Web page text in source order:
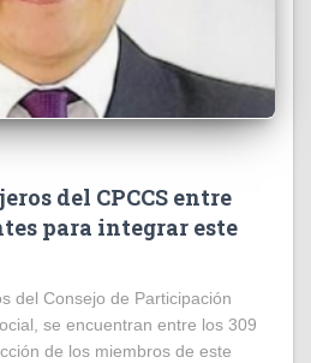
del CPCCS entre
para integrar este
del Consejo de Participación
se encuentran entre los 309
de los miembros de este